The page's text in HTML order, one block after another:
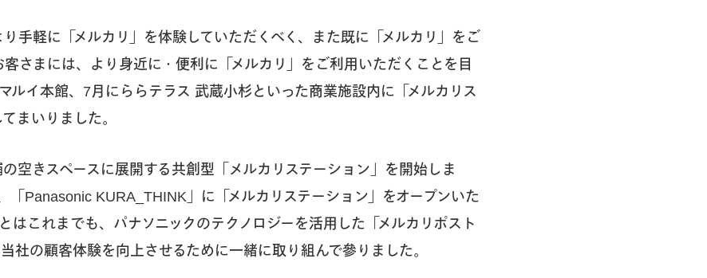
手軽に「メルカリ」を体験していただくべく、また既に「メルカリ」をご
さまには、より身近に・便利に「メルカリ」をご利用いただくことを目
ルイ本館、7月にららテラス 武蔵小杉といった商業施設内に「メルカリス
まいりました。
空きスペースに展開する共創型「メルカリステーション」を開始しま
「Panasonic KURA_THINK」に「メルカリステーション」をオープンいた
はこれまでも、パナソニックのテクノロジーを活用した「メルカリポスト
社の顧客体験を向上させるために一緒に取り組んで參りました。